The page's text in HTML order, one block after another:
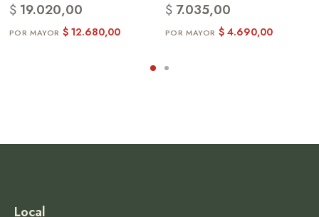
$19.020,00
$12.680,00
$7.035,00
$4.690,00
Local